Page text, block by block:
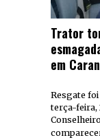
Trator
em
Resgate
terça-feira,